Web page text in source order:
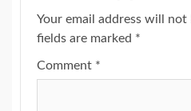
Your email address will not
fields are marked *
Comment *